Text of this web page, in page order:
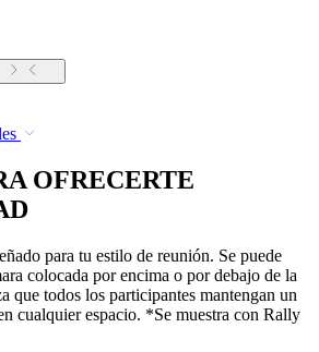
OFRECERTE
para tu estilo de reunión. Se puede
colocada por encima o por debajo de la
que todos los participantes mantengan un
cualquier espacio. *Se muestra con Rally